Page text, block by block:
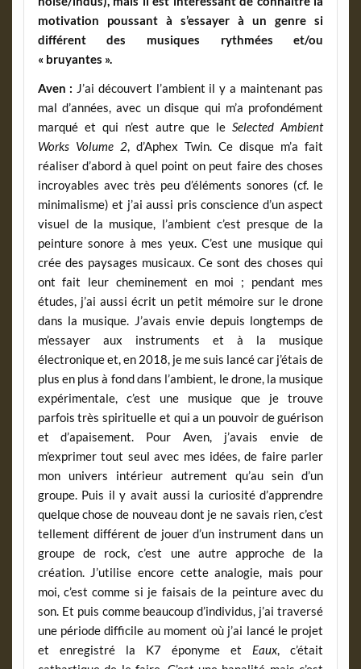
motivation poussant à s’essayer à un genre si
différent des musiques rythmées et/ou
« bruyantes ».
Aven : J’ai découvert l’ambient il y a maintenant pas
mal d’années, avec un disque qui m’a profondément
marqué et qui n’est autre que le Selected Ambient
Works Volume 2, d’Aphex Twin. Ce disque m’a fait
réaliser d’abord à quel point on peut faire des choses
incroyables avec très peu d’éléments sonores (cf. le
minimalisme) et j’ai aussi pris conscience d’un aspect
visuel de la musique, l’ambient c’est presque de la
peinture sonore à mes yeux. C’est une musique qui
crée des paysages musicaux. Ce sont des choses qui
ont fait leur cheminement en moi ; pendant mes
études, j’ai aussi écrit un petit mémoire sur le drone
dans la musique. J’avais envie depuis longtemps de
m’essayer aux instruments et à la musique
électronique et, en 2018, je me suis lancé car j’étais de
plus en plus à fond dans l’ambient, le drone, la musique
expérimentale, c’est une musique que je trouve
parfois très spirituelle et qui a un pouvoir de guérison
et d’apaisement. Pour Aven, j’avais envie de
m’exprimer tout seul avec mes idées, de faire parler
mon univers intérieur autrement qu’au sein d’un
groupe. Puis il y avait aussi la curiosité d’apprendre
quelque chose de nouveau dont je ne savais rien, c’est
tellement différent de jouer d’un instrument dans un
groupe de rock, c’est une autre approche de la
création. J’utilise encore cette analogie, mais pour
moi, c’est comme si je faisais de la peinture avec du
son. Et puis comme beaucoup d’individus, j’ai traversé
une période difficile au moment où j’ai lancé le projet
et enregistré la K7 éponyme et Eaux , c’était